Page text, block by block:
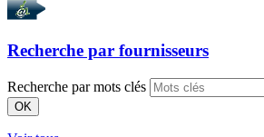
Recherche par fournisseurs
Recherche par mots clés
OK